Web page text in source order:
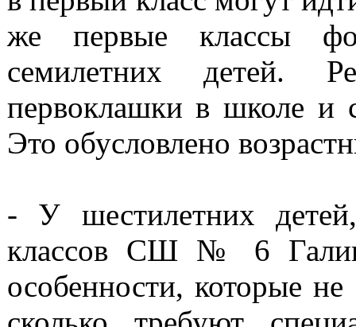
же первые классы
семилетних детей.
первоклашки в школе и
Это обусловлено
- У шестилетних
классов СШ № 6
особенности, которые